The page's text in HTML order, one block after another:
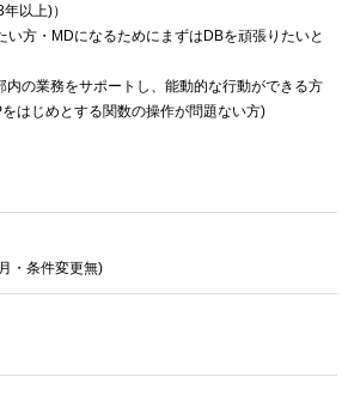
以上)）
方・MDになるためにまずはDBを頑張りたいと
の業務をサポートし、能動的な行動ができる方
はじめとする関数の操作が問題ない方)
・条件変更無)